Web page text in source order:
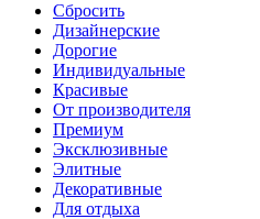
Сбросить
Дизайнерские
Дорогие
Индивидуальные
Красивые
От производителя
Премиум
Эксклюзивные
Элитные
Декоративные
Для отдыха